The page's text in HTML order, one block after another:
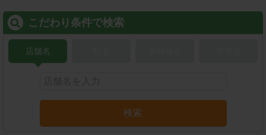
こだわり条件で検索
店舗名
検索